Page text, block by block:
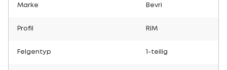
Marke Bevri
Profil RIM
Felgentyp 1-teilig